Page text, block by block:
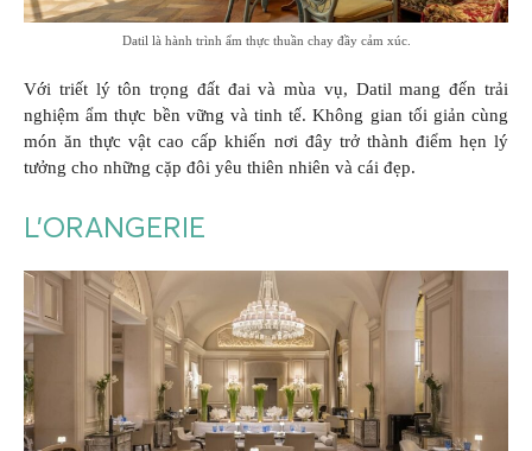
Datil là hành trình ẩm thực thuần chay đầy cảm xúc.
Với triết lý tôn trọng đất đai và mùa vụ, Datil mang đến trải
nghiệm ẩm thực bền vững và tinh tế. Không gian tối giản cùng
món ăn thực vật cao cấp khiến nơi đây trở thành điểm hẹn lý
tưởng cho những cặp đôi yêu thiên nhiên và cái đẹp.
L’ORANGERIE